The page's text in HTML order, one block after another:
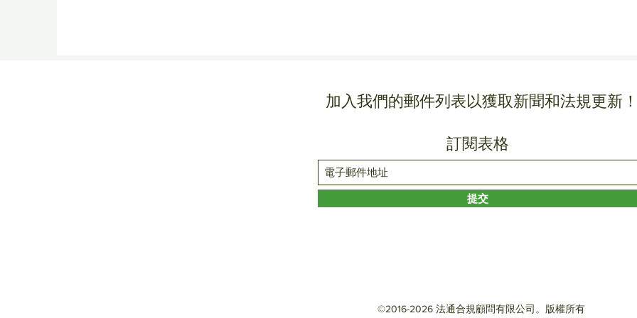
加入我們的郵件列表以獲取新聞和法規更新
訂閱表格
提交
©2016-2026 法通合規顧問有限公司。版權所有